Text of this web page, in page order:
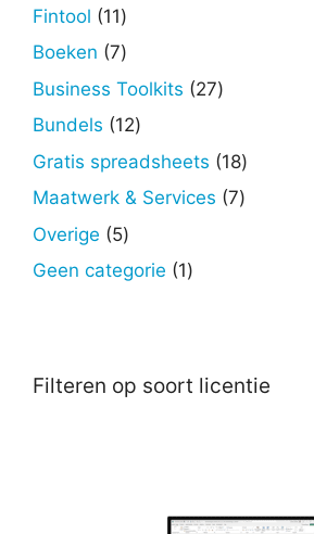
Fintool 1111
producten
Boeken 77
producten
Business Toolkits 2727
Bundels 1212
producten
Gratis spreadsheets 1818
Maatwerk & Services 77
Overige 55
producten
Geen categorie 11
Filteren op soort licentie